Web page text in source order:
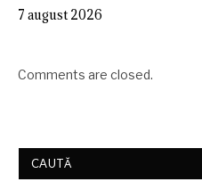
7 august 2026
Comments are closed.
CAUTĂ